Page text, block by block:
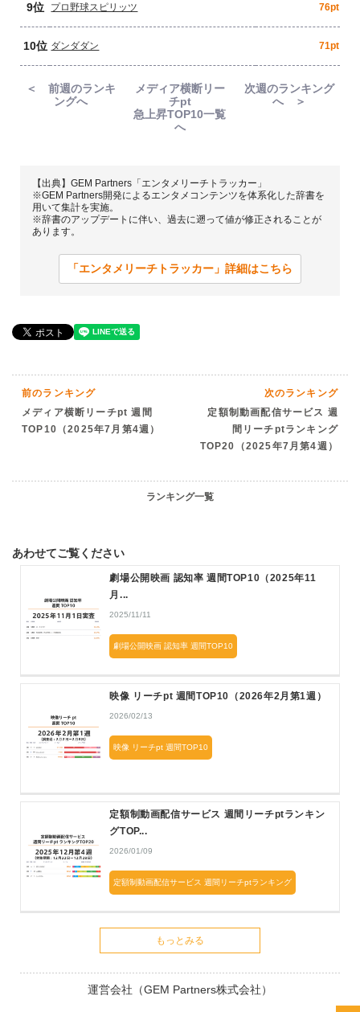
9位 プロ野球スピリッツ 76pt
10位 ダンダダン 71pt
＜ 前週のランキ
ングへ
メディア横断リー
チpt
急上昇TOP10一覧
へ
次週のランキング
へ ＞
【出典】GEM Partners「エンタメリーチトラッカー」
※GEM Partners開発によるエンタメコンテンツを体系化した辞書を
用いて集計を実施。
※辞書のアップデートに伴い、過去に遡って値が修正されることが
あります。
「エンタメリーチトラッカー」詳細はこちら
前のランキング
メディア横断リーチpt 週間
TOP10（2025年7月第4週）
次のランキング
定額制動画配信サービス 週
間リーチptランキング
TOP20（2025年7月第4週）
ランキング一覧
あわせてご覧ください
劇場公開映画 認知率 週間TOP10（2025年11
月...
2025/11/11
劇場公開映画 認知率 週間TOP10
映像 リーチpt 週間TOP10（2026年2月第1週）
2026/02/13
映像 リーチpt 週間TOP10
定額制動画配信サービス 週間リーチptランキン
グTOP...
2026/01/09
定額制動画配信サービス 週間リーチptランキング
もっとみる
運営会社（GEM Partners株式会社）